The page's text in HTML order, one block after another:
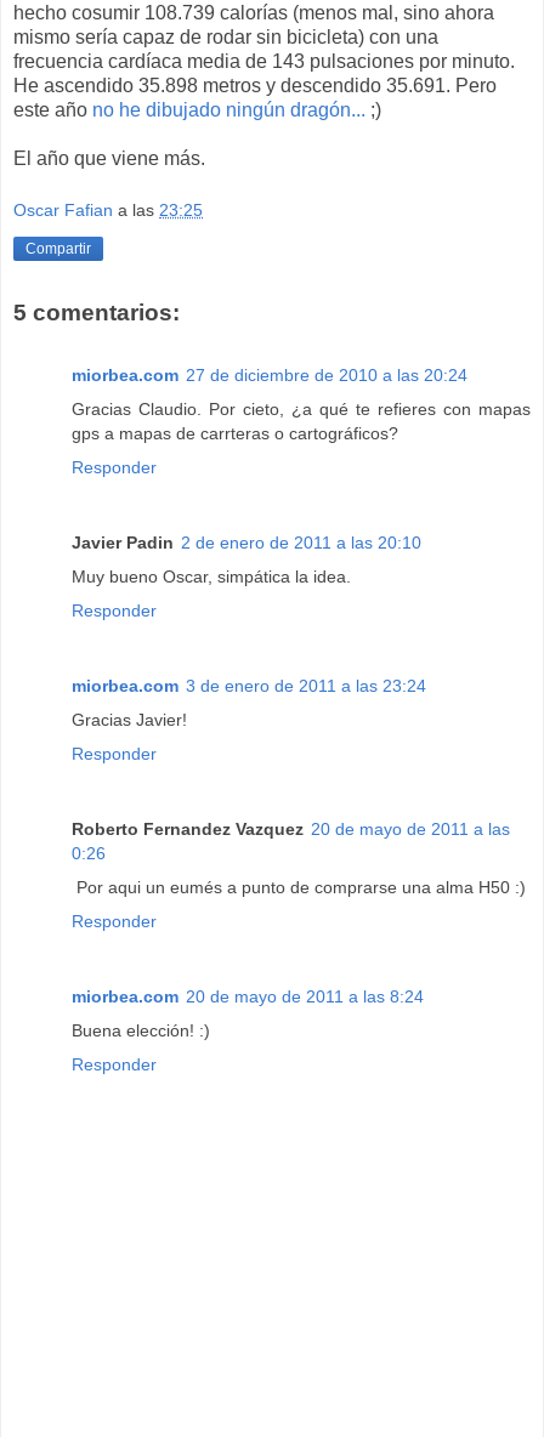
hecho cosumir 108.739 calorías (menos mal, sino ahora
mismo sería capaz de rodar sin bicicleta) con una
frecuencia cardíaca media de 143 pulsaciones por minuto.
He ascendido 35.898 metros y descendido 35.691. Pero
este año no he dibujado ningún dragón... ;)
El año que viene más.
Oscar Fafian a las 23:25
Compartir
5 comentarios:
miorbea.com 27 de diciembre de 2010 a las 20:24
Gracias Claudio. Por cieto, ¿a qué te refieres con mapas
gps a mapas de carrteras o cartográficos?
Responder
Javier Padin 2 de enero de 2011 a las 20:10
Muy bueno Oscar, simpática la idea.
Responder
miorbea.com 3 de enero de 2011 a las 23:24
Gracias Javier!
Responder
Roberto Fernandez Vazquez 20 de mayo de 2011 a las
0:26
Por aqui un eumés a punto de comprarse una alma H50 :)
Responder
miorbea.com 20 de mayo de 2011 a las 8:24
Buena elección! :)
Responder